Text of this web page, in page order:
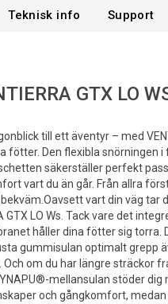
Support
GTX LO
till ett äventyr – med
fötter. Den flexibla snörningen
säkerställer perfekt
vart du än går. Från allra
vart din väg tar
GTX LO Ws. Tack vare det
håller dina fötter sig torra.
gummisulan optimalt grepp
Och om du har längre sträckor
mellansulan stöder dig
och gångkomfort, medan